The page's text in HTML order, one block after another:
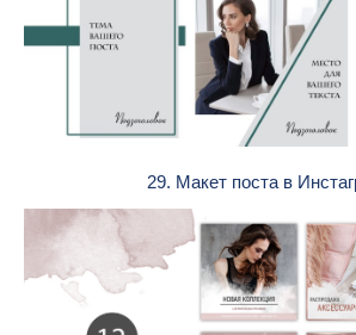
29. Макет поста в